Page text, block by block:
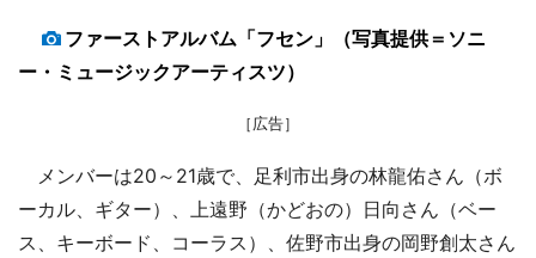
ファーストアルバム「フセン」（写真提供＝ソニ
ー・ミュージックアーティスツ）
［広告］
メンバーは20～21歳で、足利市出身の林龍佑さん（ボ
ーカル、ギター）、上遠野（かどおの）日向さん（ベー
ス、キーボード、コーラス）、佐野市出身の岡野創太さん